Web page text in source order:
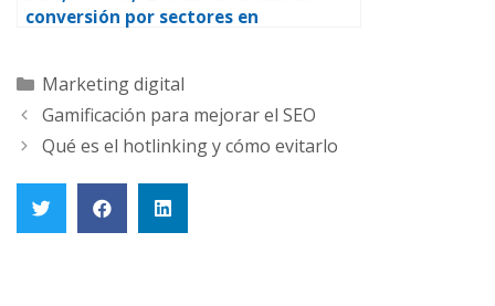
conversión por sectores en
Marketing digital
Gamificación para mejorar el SEO
Qué es el hotlinking y cómo evitarlo